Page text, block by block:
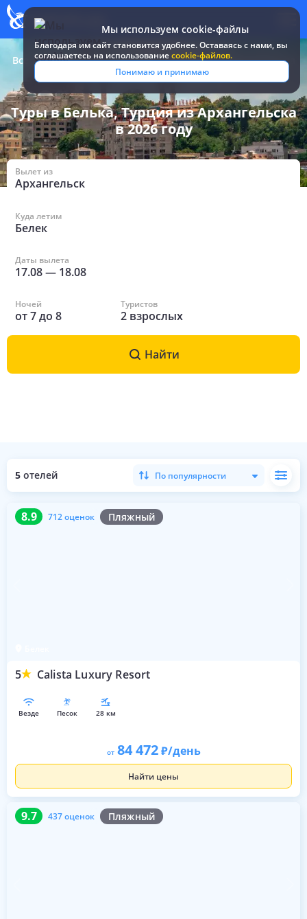
Мы используем cookie-файлы
Благодаря им сайт становится удобнее. Оставаясь c нами, вы
соглашаетесь на использованиеcookie-файлов.
Понимаю и принимаю
Все туры и путевки / Турция / в Бельке из Архангельска
Туры в Белька, Турция из Архангельска
в 2026 году
Вылет из
Архангельск
Куда летим
Белек
Даты вылета
17.08— 18.08
Ночей
от7до 8
Туристов
2 взрослых
Найти
5 отелей По популярности
8.9 712 оценок Пляжный
5 Calista Luxury Resort
8.9 712 оценок
везде песок 28 км
от 84 472 /день
Найти цены
9.7 437 оценок Пляжный
9.7 437 оценок